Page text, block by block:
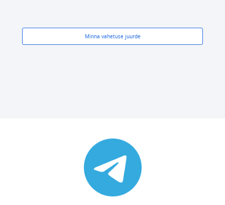
Minna vahetuse juurde